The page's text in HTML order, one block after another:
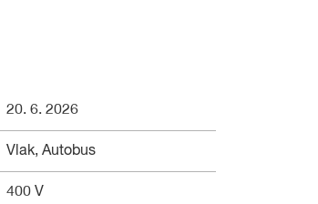
20. 6. 2026
Vlak, Autobus
400 V